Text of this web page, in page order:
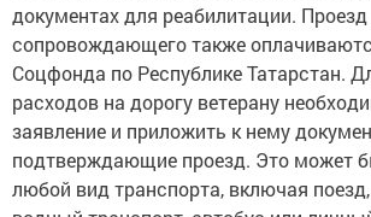
документах для реабилитации.
сопровождающего также
Соцфонда по Республике Татарстан.
расходов на дорогу ветерану
заявление и приложить к нему
подтверждающие проезд. Это может
любой вид транспорта, включая